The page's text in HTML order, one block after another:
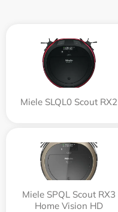
Miele SLQL0 Scout RX2
Miele SPQL Scout RX3
Home Vision HD